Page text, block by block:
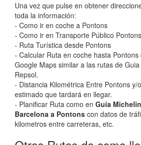
Una vez que pulse en obtener
toda la información:
- Como ir en coche a Pontons
- Como ir en Transporte Público Pontons
- Ruta Turística desde Pontons
- Calcular Ruta en coche hasta
Google Maps similar a las rutas de
Repsol.
- Distancia Kilométrica Entre Pontons y/
estimado que tardará en llegar.
- Planificar Ruta como en Guia
Barcelona a Pontons con datos de
kilometros entre carreteras, etc.